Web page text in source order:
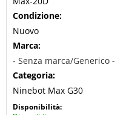
Condizione:
Nuovo
Marca:
- Senza marca/Generico -
Categoria:
Ninebot Max G30
Disponibilità: